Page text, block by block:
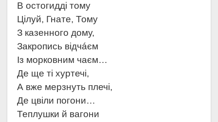
В остогидді тому
Цілуй, Гнате, Тому
З казенного дому,
Закропись відчáєм
Із морковним чаєм…
Де ще ті хуртечі,
А вже мерзнуть плечі,
Де цвіли погони…
Теплушки й вагони